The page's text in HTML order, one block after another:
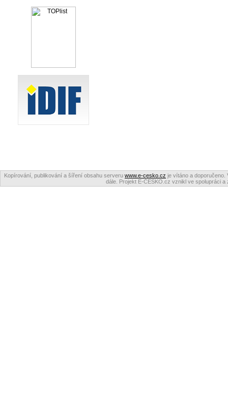
Kopírování, publikování a šíření obsahu serveru www.e-cesko.cz je vítáno a doporučeno.
dále. Projekt E-ČESKO.cz vznikl ve spolupráci